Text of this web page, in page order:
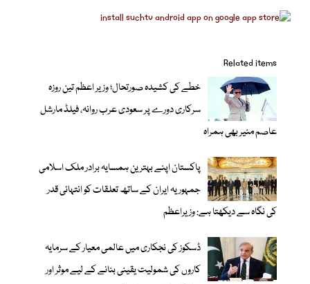
Related items
خطے کی کشیدہ صورتحال؛ وزیر اعظم تین روزہ
سرکاری دورے پر سعودی عرب روانہ، فیلڈ مارشل
عاصم منیر بھی ہمراہ
پاکستان اپنے بہترین ہمسایہ برادر ملک اسلامی
جمہوریہ ایران کے ساتھ تعلقات کو انتہائی قدر
کی نگاہ سے دیکھتا ہے: وزیراعظم
ڈسکوز کی نجکاری میں عالمی معیار کے سرمایہ
کاروں کی شمولیت یقینی بنانے کے لیے موثر اور